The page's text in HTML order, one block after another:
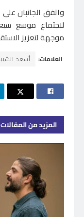
واتفق الجانبان
لاجتماع موسع
موجهة لتعزيز
العلامات: أسعد
المزيدمن المقالات